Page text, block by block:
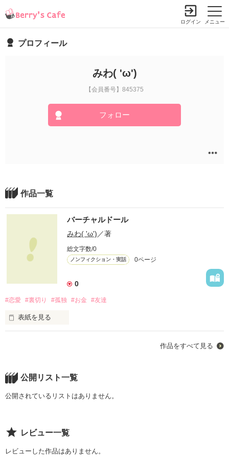
メニュー
ログイン
プロフィール
みわ( 'ω')
【会員番号】845375
フォロー
作品一覧
バーチャルドール
みわ( 'ω') ／著
総文字数/0
ノンフィクション・実話 0ページ
0
#恋愛 #裏切り #孤独 #お金 #友達
表紙を見る
キャー！！
ギャハハハッ
ちょっとしたことでも
作品をすべて見る
公開リスト一覧
公開されているリストはありません。
レビュー一覧
レビューした作品はありません。